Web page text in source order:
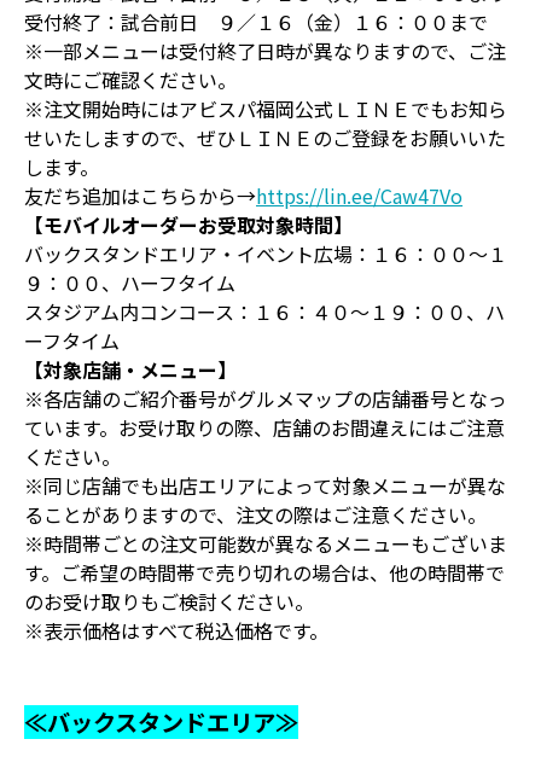
受付終了：試合前日 ９／１６（金）１６：００まで
※一部メニューは受付終了日時が異なりますので、ご注
文時にご確認ください。
※注文開始時にはアビスパ福岡公式ＬＩＮＥでもお知ら
せいたしますので、ぜひＬＩＮＥのご登録をお願いいた
します。
友だち追加はこちらから→https://lin.ee/Caw47Vo
【モバイルオーダーお受取対象時間】
バックスタンドエリア・イベント広場：１６：００～１
９：００、ハーフタイム
スタジアム内コンコース：１６：４０～１９：００、ハ
ーフタイム
【対象店舗・メニュー】
※各店舗のご紹介番号がグルメマップの店舗番号となっ
ています。お受け取りの際、店舗のお間違えにはご注意
ください。
※同じ店舗でも出店エリアによって対象メニューが異な
ることがありますので、注文の際はご注意ください。
※時間帯ごとの注文可能数が異なるメニューもございま
す。ご希望の時間帯で売り切れの場合は、他の時間帯で
のお受け取りもご検討ください。
※表示価格はすべて税込価格です。
≪バックスタンドエリア≫